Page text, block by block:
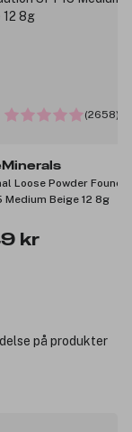
(2658)
Loose Powder
Medium Beige 12 8g
kr
på produkter